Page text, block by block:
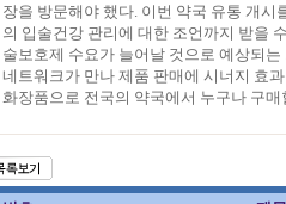
장을 방문해야 했다. 이번 약국 유통 개
의 입술건강 관리에 대한 조언까지 받을
술보호제 수요가 늘어날 것으로 예상되
네트워크가 만나 제품 판매에 시너지 효
화장품으로 전국의 약국에서 누구나 구매